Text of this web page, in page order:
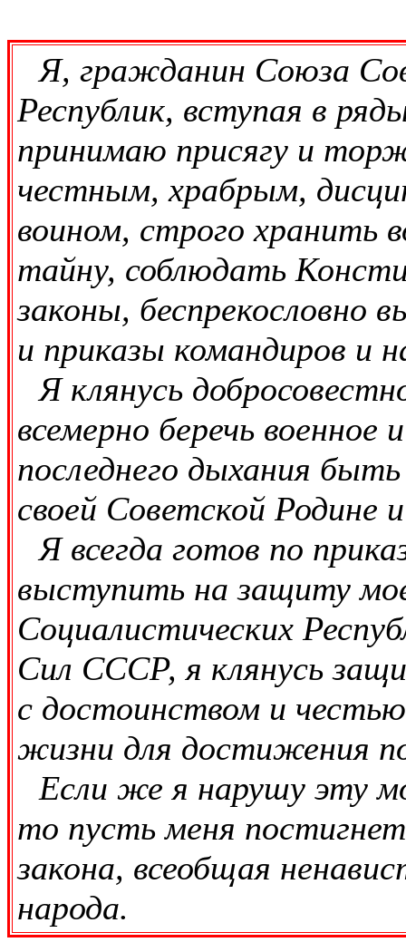
Я, гражданин Союза
Республик, вступая в
принимаю присягу и
честным, храбрым,
воином, строго хранить
тайну, соблюдать
законы, беспрекословно
и приказы командиров и
Я клянусь
всемерно беречь
последнего дыхания
своей Советской Родине
Я всегда готов по
выступить на защиту
Социалистических
Сил СССР, я клянусь
с достоинством и
жизни для достижения
Если же я нарушу эту
то пусть меня постигнет
закона, всеобщая
народа.